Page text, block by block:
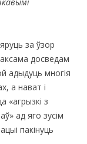
за ўзор
досведам
адыдуць многія
а нават і
«агрызкі з
ад яго зусім
пакінуць